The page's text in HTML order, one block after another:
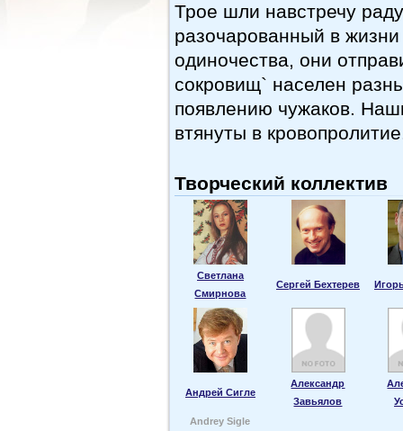
Трое шли навстречу
разочарованный в жизни
одиночества, они
сокровищ` населен
появлению чужаков.
втянуты в
Творческий коллектив
Светлана
Смирнова
Сергей Бехтерев
Андрей Сигле
Александр
Завьялов
Andrey Sigle